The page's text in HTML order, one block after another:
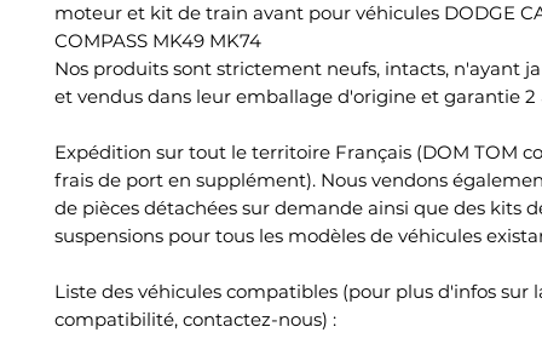
moteur et kit de train avant pour véhicules DODGE
COMPASS MK49 MK74
Nos produits sont strictement neufs, intacts, n'ayant
et vendus dans leur emballage d'origine et garantie 2
Expédition sur tout le territoire Français (DOM TOM
frais de port en supplément). Nous vendons
de pièces détachées sur demande ainsi que des kits
suspensions pour tous les modèles de véhicules
Liste des véhicules compatibles (pour plus d'infos sur
compatibilité, contactez-nous) :